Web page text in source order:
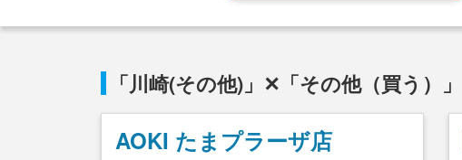
「川崎(その他)」✕「その他（買う）」
AOKI たまプラーザ店